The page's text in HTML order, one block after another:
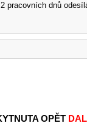
dnů
OPĚT